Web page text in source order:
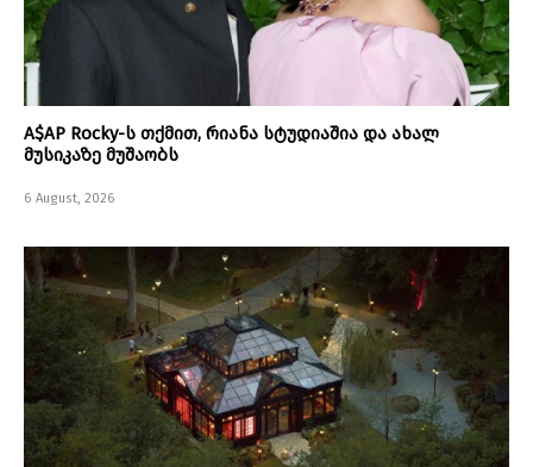
A$AP Rocky-ს თქმით, რიანა სტუდიაშია და ახალ
მუსიკაზე მუშაობს
6 August, 2026